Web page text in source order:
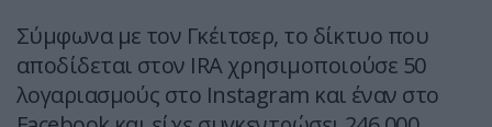
Σύμφωνα με τον Γκέιτσερ, το δίκτυο που
αποδίδεται στον IRA χρησιμοποιούσε 50
λογαριασμούς στο Instagram και έναν στο